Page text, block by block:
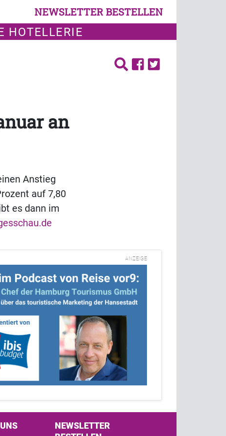
NEWSLETTER BESTELLEN
HOTELLERIE
an
Anstieg
auf 7,80
es dann im
ANZEIGE
NEWSLETTER